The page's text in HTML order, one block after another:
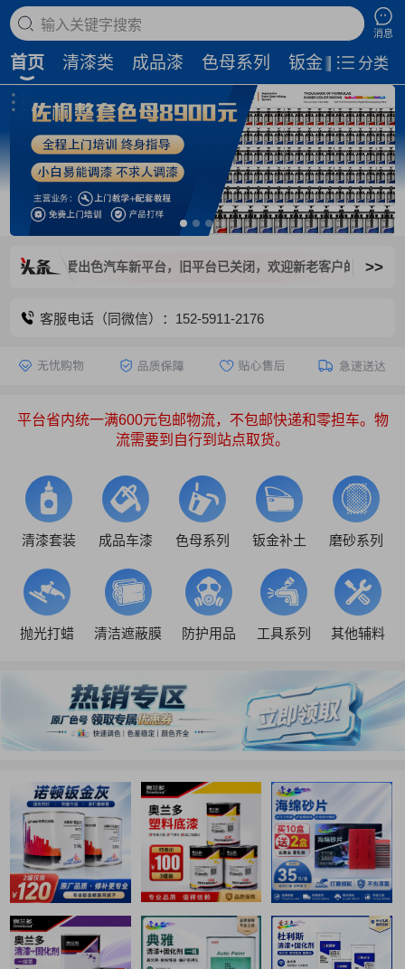
搜索商品
消息
首页 清漆类 成品漆 色母系列 钣金补土 磨
分类
爱出色汽车新平台，旧平台已关闭，欢迎新老客户的光顾与支持！
>>
客服电话（同微信）：152-5911-2176
平台省内统一满600元包邮物流，不包邮快递和零担车。物
流需要到自行到站点取货。
清漆套装 成品车漆 色母系列 钣金补土 磨砂系列
抛光打蜡 清洁遮蔽膜 防护用品 工具系列 其他辅料